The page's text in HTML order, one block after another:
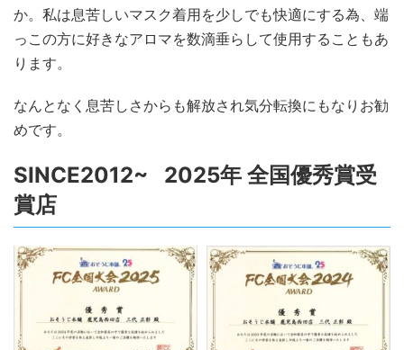
か。私は息苦しいマスク着用を少しでも快適にする為、端
っこの方に好きなアロマを数滴垂らして使用することもあ
ります。
なんとなく息苦しさからも解放され気分転換にもなりお勧
めです。
SINCE2012~ 2025年 全国優秀賞受
賞店